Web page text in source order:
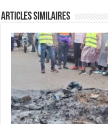
Articles Similaires